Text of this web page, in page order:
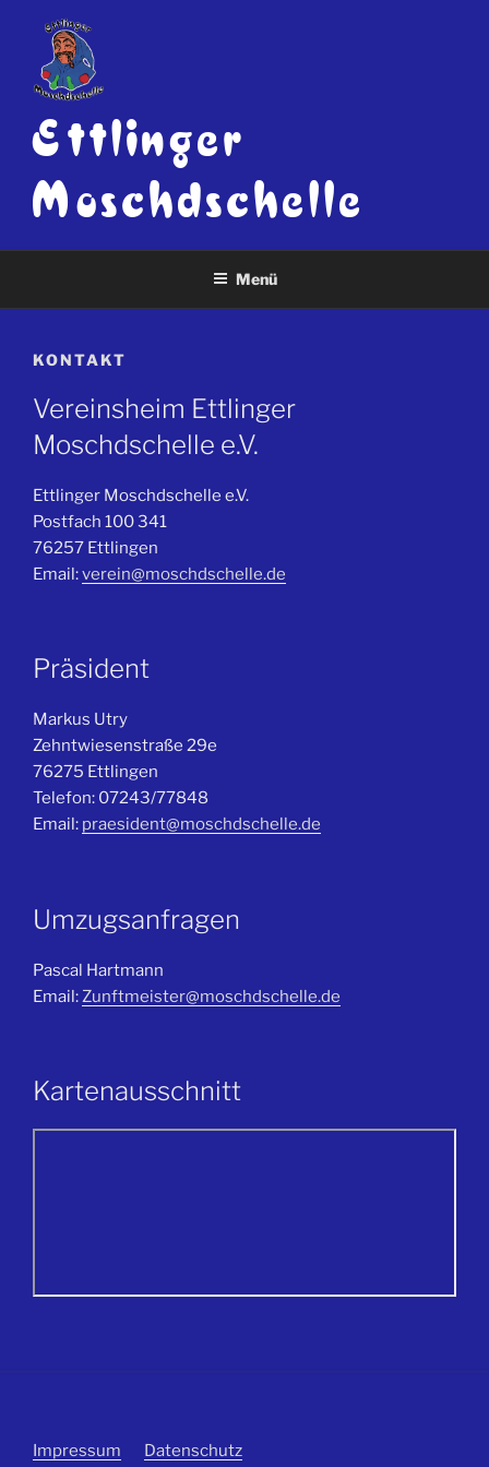
springen
Ettlinger
Moschd­schelle
Menü
KONTAKT
Vereinsheim Ettlinger
Moschdschelle e.V.
Ettlinger Moschdschelle e.V.
Postfach 100 341
76257 Ettlingen
Email:verein@moschdschelle.de
Präsident
Markus Utry
Zehntwiesenstraße 29e
76275 Ettlingen
Telefon: 07243/77848
Email: praesident@moschdschelle.de
Umzugsanfragen
Pascal Hartmann
Email:Zunftmeister@moschdschelle.de
Kartenausschnitt
Impressum Datenschutz